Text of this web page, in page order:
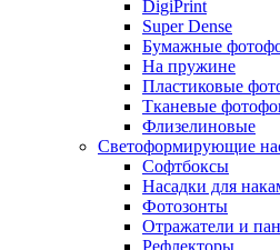
DigiPrint
Super Dense
Бумажные
На пружине
Пластиковые
Тканевые
Флизелиновые
Светоформирующие
Софтбоксы
Насадки для
Фотозонты
Отражатели и
Рефлекторы